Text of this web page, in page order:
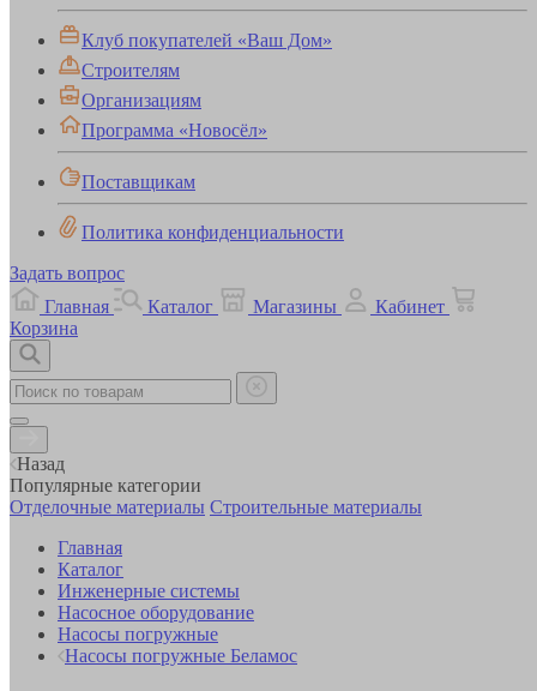
Клуб покупателей «Ваш Дом»
Строителям
Организациям
Программа «Новосёл»
Поставщикам
Политика конфиденциальности
Задать вопрос
Главная
Каталог Магазины
Кабинет
Корзина
Назад
Популярные категории
Отделочные материалы Строительные материалы
Главная
Каталог
Инженерные системы
Насосное оборудование
Насосы погружные
Насосы погружные Беламос